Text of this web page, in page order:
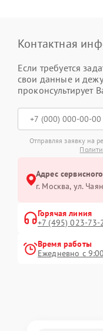
Контактная
Если требуется
свои данные и
проконсультирует
Отправляя заявку на
Адрес
г. Москва, ул.
Горячая линия
+7 (495) 023-73-
Время работы
Ежедневно с